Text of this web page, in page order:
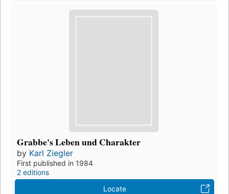
Grabbe's Leben und Charakter
by Karl Ziegler
First published in 1984
2 editions
Locate